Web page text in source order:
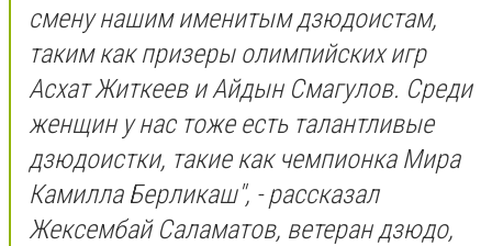
смену нашим именитым дзюдоистам,
таким как призеры олимпийских игр
Асхат Житкеев и Айдын Смагулов. Среди
женщин у нас тоже есть талантливые
дзюдоистки, такие как чемпионка Мира
Камилла Берликаш", - рассказал
Жексембай Саламатов, ветеран дзюдо,